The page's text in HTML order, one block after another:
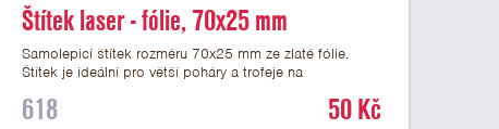
Štítek laser - fólie, 70x25 mm
Samolepicí štítek rozměru 70x25 mm ze zlaté fólie.
Štítek je ideální pro větší poháry a trofeje na
vypálit libovolné logo nebo text. U textu doporučujeme
618 50 Kč